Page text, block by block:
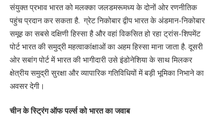
संयुक्त प्रभाव भारत को मलक्का जलडमरूमध्य के दोनों ओर रणनीतिक
पहुंच प्रदान कर सकता है. ग्रेट निकोबार द्वीप भारत के अंडमान-निकोबार
समूह का सबसे दक्षिणी हिस्सा है और वहां विकसित हो रहा ट्रांस-शिपमेंट
पोर्ट भारत की समुद्री महत्वाकांक्षाओं का अहम हिस्सा माना जाता है. दूसरी
ओर सबांग पोर्ट में भारत की भागीदारी उसे इंडोनेशिया के साथ मिलकर
क्षेत्रीय समुद्री सुरक्षा और व्यापारिक गतिविधियों में बड़ी भूमिका निभाने का
अवसर देगी।
चीन के स्ट्रिंग ऑफ पर्ल्स को भारत का जवाब